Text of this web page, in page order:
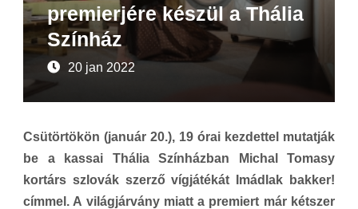
premierjére készül a Thália
Színház
20 jan 2022
Csütörtökön (január 20.), 19 órai kezdettel mutatják
be a kassai Thália Színházban Michal Tomasy
kortárs szlovák szerző vígjátékát Imádlak bakker!
címmel. A világjárvány miatt a premiert már kétszer